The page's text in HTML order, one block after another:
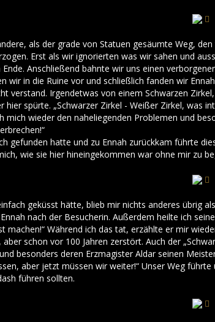
als der grade von Statuen gesäumte Weg,
Erst als wir ignorierten was wir sahen und
Anschließend bahnte wir uns einen
wir in die Ruine vor und schließlich fanden wir
verstand. Irgendetwas von einem Schwarzen
hier spürte. „Schwarzer Zirkel - Weißer Zirkel, was
mich wieder den naheliegenden Problemen und
gefunden hatte und zu Ennah zurückkam führte
wie sie hier hineingekommen war ohne mir zu
geküsst hätte, blieb mir nichts anderes übrig
nach der Besucherin. Außerdem heilte ich
machen!“ Während ich das tat, erzählte er mir
schon vor 100 Jahren zerstört. Auch der
besonders deren Erzmagister Aldar seinen
aber jetzt müssen wir weiter!“ Unser Weg
führen sollten.